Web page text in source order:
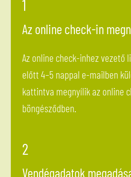
1
Az online check-in
Az online check-inhez vezető
előtt 4–5 nappal e-mailben
kattintva megnyílik az online
böngésződben.
2
Vendégadatok